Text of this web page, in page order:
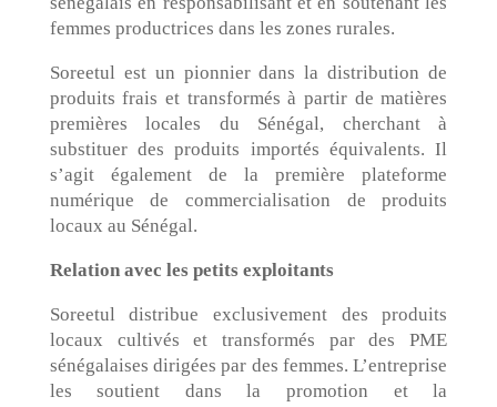
femmes productrices dans les zones rurales.
Soreetul est un pionnier dans la distribution de
produits frais et transformés à partir de matières
premières locales du Sénégal, cherchant à
substituer des produits importés équivalents. Il
s’agit également de la première plateforme
numérique de commercialisation de produits
locaux au Sénégal.
Relation avec les petits exploitants
Soreetul distribue exclusivement des produits
locaux cultivés et transformés par des PME
sénégalaises dirigées par des femmes. L’entreprise
les soutient dans la promotion et la